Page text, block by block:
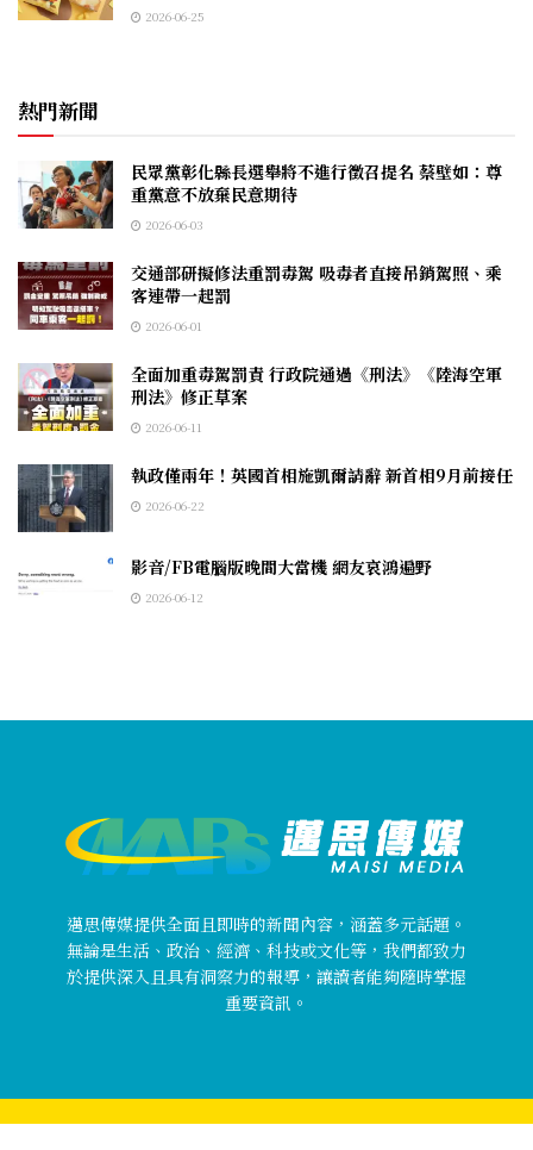
2026-06-25
熱門新聞
民眾黨彰化縣長選舉將不進行徵召提名 蔡壁如：尊
重黨意不放棄民意期待
2026-06-03
交通部研擬修法重罰毒駕 吸毒者直接吊銷駕照、乘
客連帶一起罰
2026-06-01
全面加重毒駕罰責 行政院通過《刑法》《陸海空軍
刑法》修正草案
2026-06-11
執政僅兩年！英國首相施凱爾請辭 新首相9月前接任
2026-06-22
影音/FB電腦版晚間大當機 網友哀鴻遍野
2026-06-12
邁思傳媒提供全面且即時的新聞內容，涵蓋多元話題。
無論是生活、政治、經濟、科技或文化等，我們都致力
於提供深入且具有洞察力的報導，讓讀者能夠隨時掌握
重要資訊。